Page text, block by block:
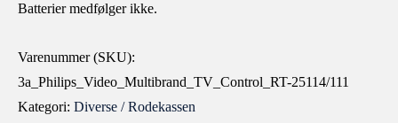
Batterier medfølger ikke.
Varenummer (SKU):
3a_Philips_Video_Multibrand_TV_Control_RT-25114/111
Kategori: Diverse / Rodekassen